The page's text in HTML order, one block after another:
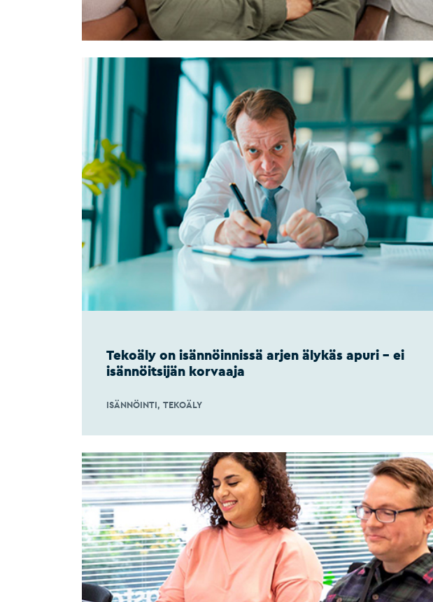
Tekoäly on isännöinnissä arjen älykäs apuri – ei
isännöitsijän korvaaja
ISÄNNÖINTI TEKOÄLY